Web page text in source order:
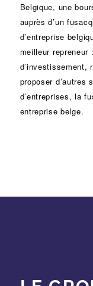
Belgique, une
auprès d’un fusacq
d’entreprise
meilleur
d’investissement,
proposer d’autres
d’entreprises, la
entreprise belge.